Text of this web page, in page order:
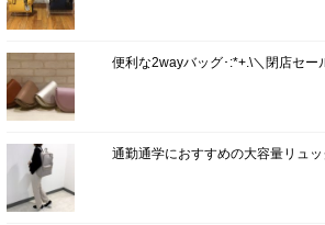
便利な2wayバッグ･:*+.\＼閉店セー
通勤通学におすすめの大容量リュッ